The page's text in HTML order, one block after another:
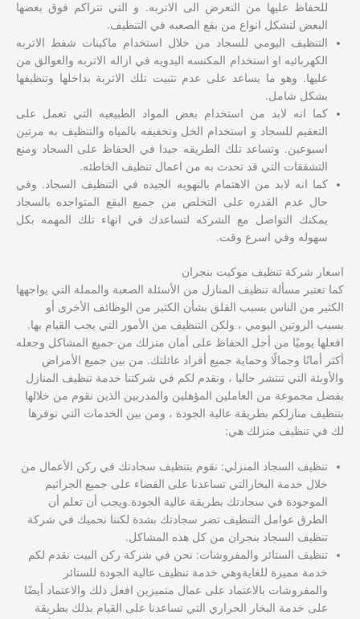
للحفاظ عليها من التعرض الى الاتربه. و التي تتراكم فوق بعضها
البعض لتشكل انواع من بقع الصعبه في التنظيف.
التنظيف اليومي للسجاد من خلال استخدام ماكينات شفط الاتربه
الكهربائيه او استخدام المكنسه اليدويه في ازاله الاتربه والعوالق من
عليها. وهو ما يساعد على عدم تثبيت تلك الاتربة بداخلها وتنظيفها
بشكل شامل.
كما انه لابد من استخدام بعض المواد الطبيعيه التي تعمل على
التعقيم للسجاد و استخدام الخل وتخفيفه بالمياه والتنظيف به مرتين
اسبوعين. وتساعد تلك الطريقه جيدا في الحفاظ على السجاد ومنع
التشققات التي قد تحدث به من اعمال تنظيف الخاطئه.
كما انه لابد من الاهتمام بالتهويه الجيده في التنظيف السجاد. وفي
حال عدم القدره على التخلص من جميع البقع المتواجده بالسجاد
يمكنك التواصل مع الشركه لتساعدك في انهاء تلك المهمه بكل
سهوله وفي اسرع وقت.
اسعار شركة تنظيف موكيت بنجران
كما تعتبر مسألة تنظيف المنازل من الأسئلة الصعبة والمملة التي يواجهها
الكثير من الناس بسبب القلق بشأن الكثير من الوظائف الأخرى أو
بسبب الروتين اليومي ، ولكن التنظيف من الأمور التي يجب القيام بها.
افعلها يوميًا من أجل الحفاظ على أمان منزلك من جميع المشاكل وجعله
أكثر أمانًا وجمالًا وحماية جميع أفراد عائلتك. من بين جميع الأمراض
والأوبئة التي تنتشر حاليا ، ونقدم لكم في شركتنا خدمة تنظيف المنازل
بفضل مجموعة من العاملين المؤهلين والمدربين الذين نقوم من خلالها
بتنظيف منازلكم بطريقة عالية الجودة ، ومن بين الخدمات التي نوفرها
لك في تنظيف منزلك هي:
تنظيف السجاد المنزلي: نقوم بتنظيف سجادتك في ركن الأعمال من
خلال خدمة البخارالتي تساعدنا على القضاء على جميع الجراثيم
الموجودة في سجادتك بطريقة عالية الجودة.ويجب أن تعلم أن
الطرق عوامل التنظيف تضر سجادتك بشدة لكننا نحميك في شركة
تنظيف السجاد بنجران من كل هذه المشاكل.
تنظيف الستائر والمفروشات: نحن في شركة ركن البيت نقدم لكم
خدمة مميزة للغايةوهي خدمة تنظيف عالية الجودة للستائر
والمفروشات بالاعتماد على عمال متميزين افعل ذلك والاعتماد أيضًا
على خدمة البخار الحراري التي تساعدنا على القيام بذلك بطريقة